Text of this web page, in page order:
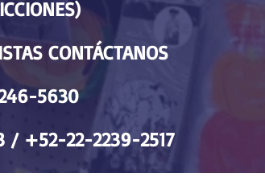
CONTÁCTANOS
5630
/ +52-22-2239-2517